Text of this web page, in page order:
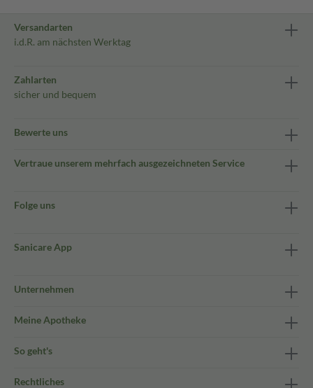
Versandarten
i.d.R. am nächsten Werktag
Zahlarten
sicher und bequem
Bewerte uns
Vertraue unserem mehrfach ausgezeichneten Service
Folge uns
Sanicare App
Unternehmen
Meine Apotheke
So geht's
Rechtliches